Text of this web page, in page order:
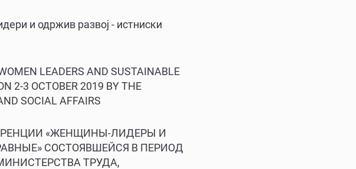
и одржив развој - истниски
LEADERS AND SUSTAINABLE
2-3 OCTOBER 2019 BY THE
SOCIAL AFFAIRS
«ЖЕНЩИНЫ-ЛИДЕРЫ И
СОСТОЯВШЕЙСЯ В ПЕРИОД
ТРУДА,